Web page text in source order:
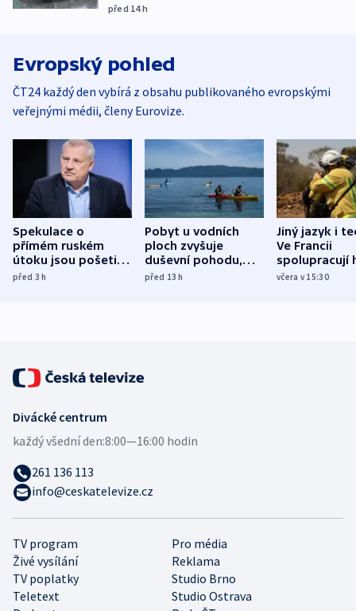
před 14h
Evropský pohled
ČT24 každý den vybírá z obsahu publikovaného evropskými
veřejnými médii, členy Eurovize.
Spekulace o
přímém ruském
útoku jsou pošetilé,
míní estonský
před 3h
Pobyt u vodních
ploch zvyšuje
duševní pohodu,
ukázala
před 13h
Jiný jazyk i
Ve Francii
spolupracují
různých zemí
včera v 15:30
TV program
Pro média
Živé vysílání
Reklama
TV poplatky
Studio Brno
Teletext
Studio Ostrava
Divácké centrum
každý všední den:8:00—16:00 hodin
261 136 113
info@ceskatelevize.cz